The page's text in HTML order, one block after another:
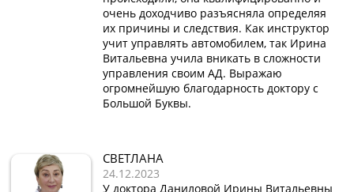
очень доходчиво разъясняла определяя
их причины и следствия. Как инструктор
учит управлять автомобилем, так Ирина
Витальевна учила вникать в сложности
управления своим АД. Выражаю
огромнейшую благодарность доктору с
Большой Буквы.
СВЕТЛАНА
24.12.2023
У доктора Даниловой Ирины Витальевны